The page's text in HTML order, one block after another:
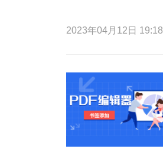
2023年04月12日 19:18